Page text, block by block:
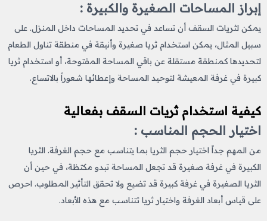
إبراز المساحات الصغيرة والكبيرة :
يمكن لثريات السقف أن تساعد في تحديد المساحات داخل المنزل. على
سبيل المثال، يمكن استخدام ثريا صغيرة وأنيقة في منطقة تناول الطعام
لتحديدها كمنطقة مستقلة عن باقي المساحة المفتوحة، أو استخدام ثريا
كبيرة في غرفة المعيشة لتوحيد المساحة وإعطائها شعوراً بالاتساع.
كيفية استخدام ثريات السقف بفعالية
اختيار الحجم المناسب :
من المهم جداً اختيار حجم الثريا بما يتناسب مع حجم الغرفة. الثريا
الكبيرة في غرفة صغيرة قد تجعل المساحة تبدو مكتظة، في حين أن
الثريا الصغيرة في غرفة كبيرة قد تضيع ولا تحقق التأثير المطلوب. احرص
على قياس أبعاد الغرفة واختيار ثريا تتناسب مع هذه الأبعاد.